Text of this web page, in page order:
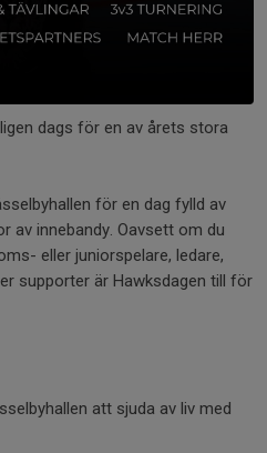
dags för en av årets stora
för en dag fylld av
av innebandy. Oavsett om du
eller juniorspelare, ledare,
supporter är Hawksdagen till för
att sjuda av liv med